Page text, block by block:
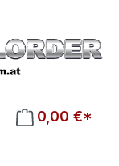
0 Produkte auf
0,00 €*